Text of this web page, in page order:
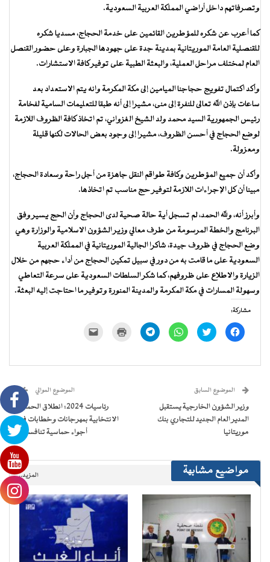
وتصرفاتهم داخل أراضي المملكة العربية السعودية.
كما أعرب عن شكره للمؤطرين القائمين على خدمة الحجاج، مسديا شكره
للقنصلية العامة الموريتانية بمدينة جدة على جهودها الجبارة وعلى حضور القنصل
العام لمختلف مراحل العملية، والبعثة الطبية على توفير كافة الاستشارات.
وأكد اكتمال تفويج حجاجنا الميامين إلى مكة المكرمة وانه يتم الاستعداد بعد
ساعات بإذن الله تعالى للنفرة إلى منى، مشيرا إلى أنه طبقا للتعليمات السامية لفخامة
رئيس الجمهورية السيد محمد ولد الشيخ الغزواني، تم اتخاذ كافة الظروف اللازمة
لوضع الحجاج في أحسن الظروف، مشيرا إلى وجود بعض الحالات لكنها قليلة
ومعزولة.
وأكد أن جميع المؤطرين وكافة طواقم النقل جاهزة من أجل راحة وسعادة الحجاج،
مبينا أن كل الإجراءات اللازمة لتوفير حج مناسب تم اتخاذها.
وأبرز أنه، ولله الحمد، لم تسجل أية حالة صحية لدى الحجاج وأن الحج يسير وفق
البرنامج والخطة المرسومة من طرف معالي وزير الشؤون الاسلامية والوزارة وهي
وضع الحجاج في ظروف جيدة، شاكرا الجالية الموريتانية في المملكة العربية
السعودية على ما قامت به من دور في سبيل تمكين الحجاج من أداء حجهم من خلال
الزيارة والاطلاع على ظروفهم، كما شكر السلطات السعودية على سرعة التعاطي
وسهولة المسارات في مكة المكرمة والمدينة المنورة وتوفير ما احتاجت إليه البعثة.
مشاركة:
انقر
للمشاركة
في
اضغط
للمشاركة
في
انقر
للمشاركة
في
انقر
للمشاركة
في
للطباعة
جديدة) الإلكتروني
نافذة
جديدة)
الموضوع السابق
وزير الشؤون الخارجية يستقبل
المدير العام الجديد للتجاري بنك
موريتانيا
الموضوع الموالي
رئاسيات 2024: انطلاق الحملة
الانتخابية بمهرجانات وخطابات في
أجواء حماسية تنافسية
مواضيع مشابهة المزيد..